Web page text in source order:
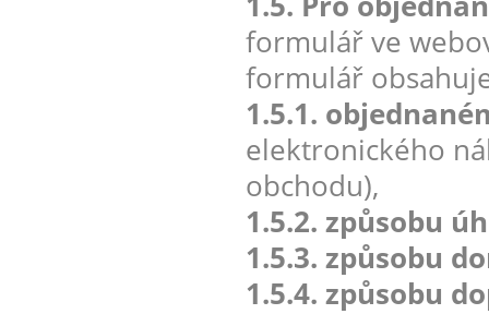
formulář ve
formulář
1.5.1.
elektronického
obchodu),
1.5.2. způsobu
1.5.3. způsobu
1.5.4. způsobu